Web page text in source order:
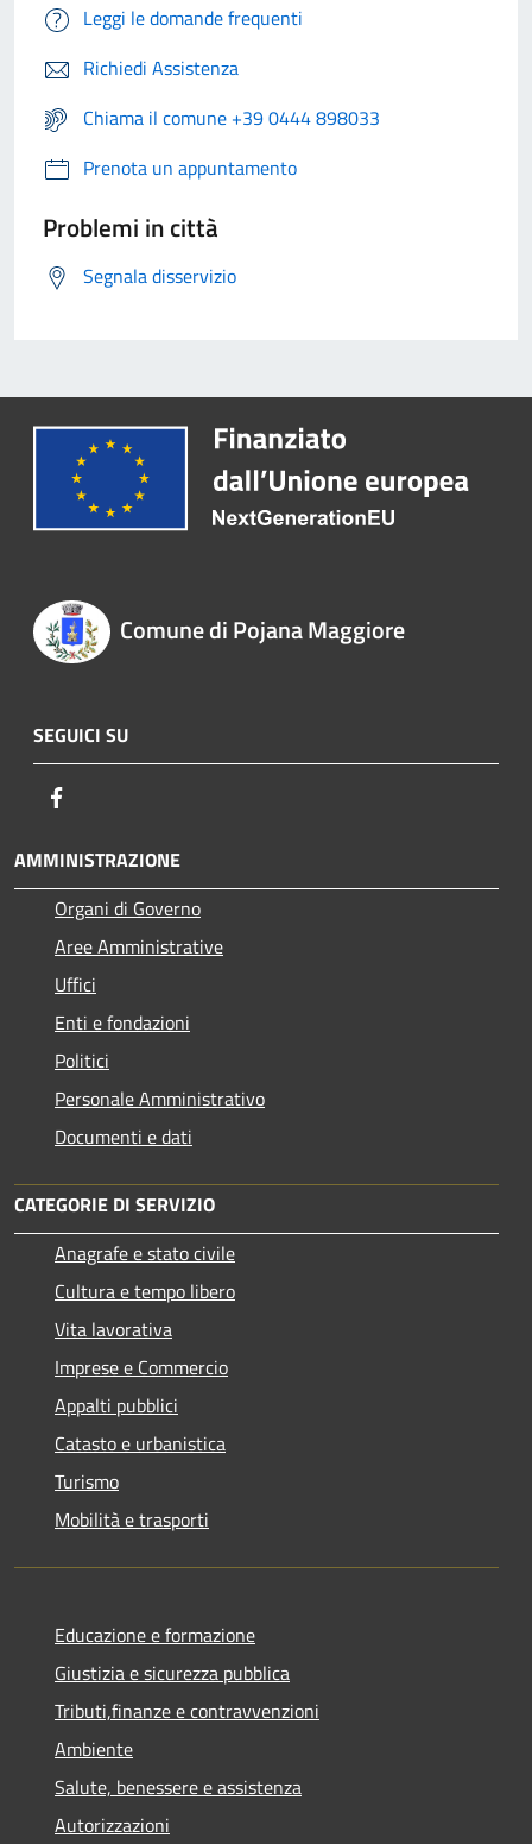
Leggi le domande frequenti
Richiedi Assistenza
Chiama il comune +39 0444 898033
Prenota un appuntamento
Problemi in città
Segnala disservizio
Comune di Pojana Maggiore
SEGUICI SU
AMMINISTRAZIONE
Organi di Governo
Aree Amministrative
Uffici
Enti e fondazioni
Politici
Personale Amministrativo
Documenti e dati
CATEGORIE DI SERVIZIO
Anagrafe e stato civile
Cultura e tempo libero
Vita lavorativa
Imprese e Commercio
Appalti pubblici
Catasto e urbanistica
Turismo
Mobilità e trasporti
Educazione e formazione
Giustizia e sicurezza pubblica
Tributi,finanze e contravvenzioni
Ambiente
Salute, benessere e assistenza
Autorizzazioni